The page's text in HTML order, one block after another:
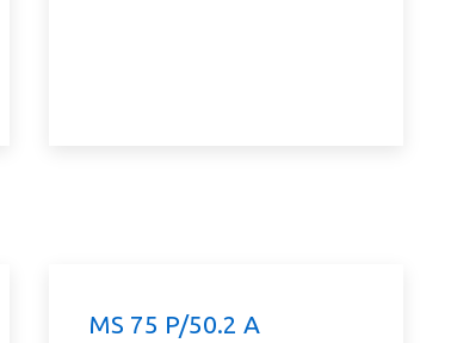
MS 75 P/50.2 A